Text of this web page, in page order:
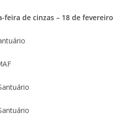
feira de cinzas – 18 de fevereiro